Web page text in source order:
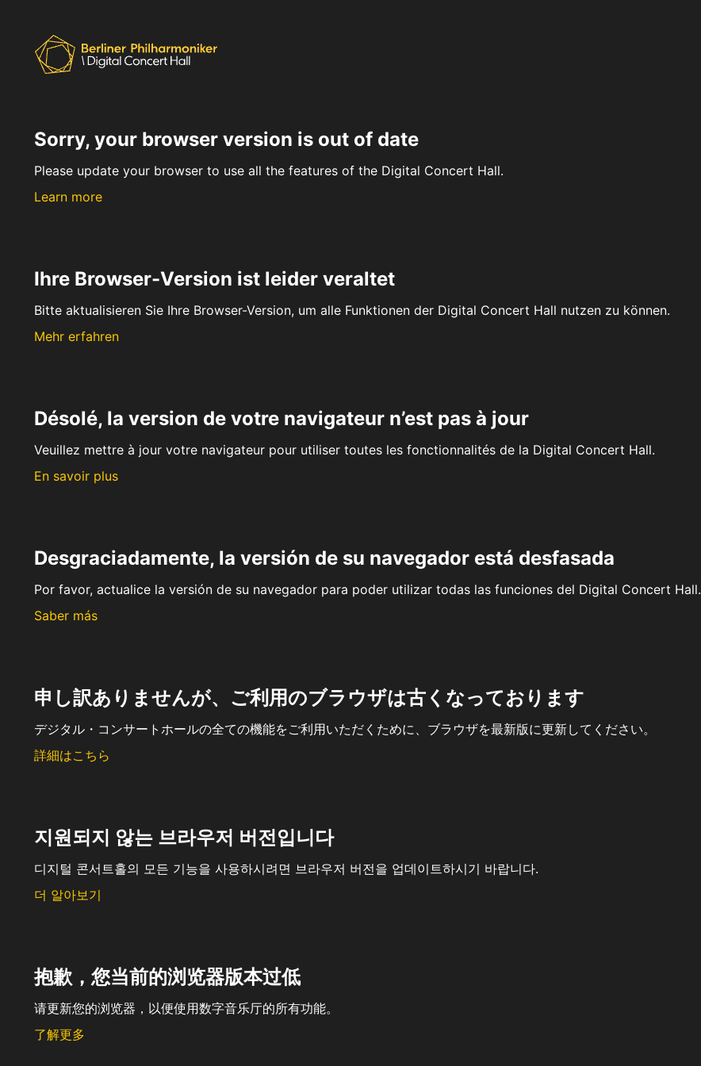
Sorry, your browser version is out of date
Please update your browser to use all the features of the Digital Concert Hall.
Learn more
Ihre Browser-Version ist leider veraltet
Bitte aktualisieren Sie Ihre Browser-Version, um alle Funktionen der Digital Concert Hall nutzen zu können.
Mehr erfahren
Désolé, la version de votre navigateur n’est pas à jour
Veuillez mettre à jour votre navigateur pour utiliser toutes les fonctionnalités de la Digital Concert Hall.
En savoir plus
Desgraciadamente, la versión de su navegador está desfasada
Por favor, actualice la versión de su navegador para poder utilizar todas las funciones del Digital Concert Hall.
Saber más
申し訳ありませんが、ご利用のブラウザは古くなっております
デジタル・コンサートホールの全ての機能をご利用いただくために、ブラウザを最新版に更新してください。
詳細はこちら
지원되지 않는 브라우저 버전입니다
디지털 콘서트홀의 모든 기능을 사용하시려면 브라우저 버전을 업데이트하시기 바랍니다.
더 알아보기
抱歉，您当前的浏览器版本过低
请更新您的浏览器，以便使用数字音乐厅的所有功能。
了解更多